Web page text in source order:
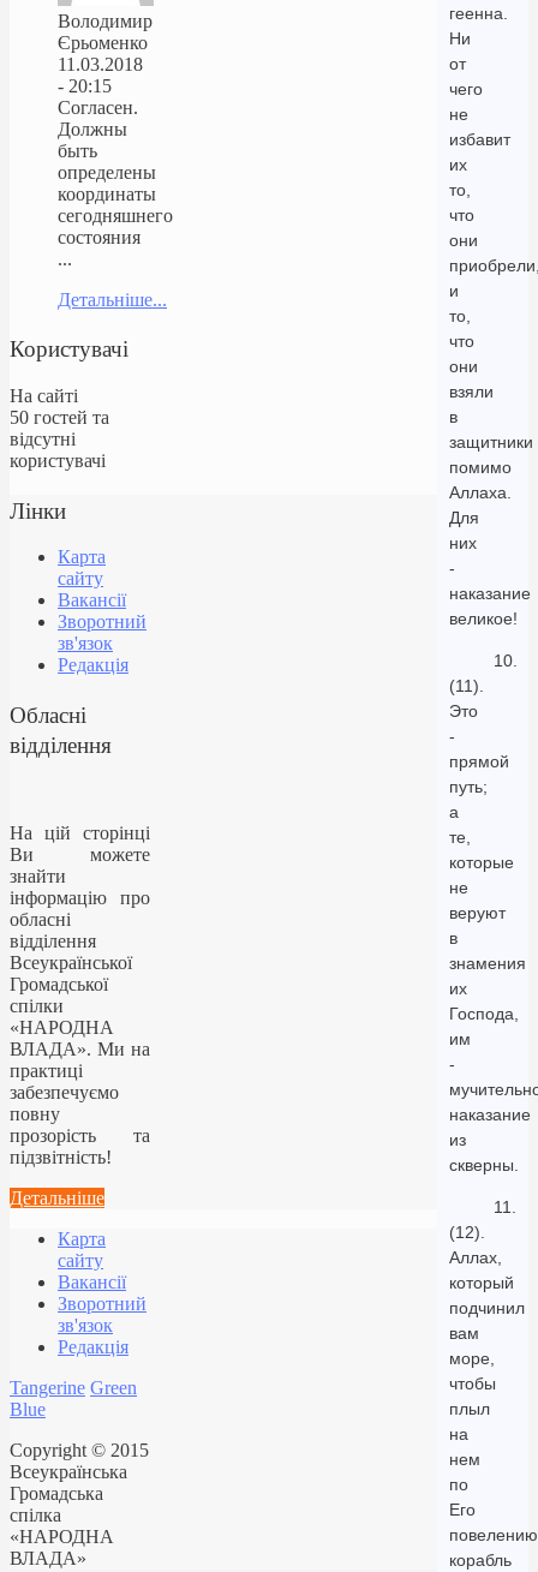
геенна.
Ни
от
чего
не
избавит
их
то,
что
они
и
то,
что
они
взяли
в
защитники
помимо
Аллаха.
Для
них
-
наказание
великое!
10.
(11).
Это
-
прямой
путь;
а
те,
которые
не
веруют
в
знамения
их
Господа,
им
-
наказание
из
скверны.
11.
(12).
Аллах,
который
подчинил
вам
море,
чтобы
плыл
на
нем
по
Его
повелению
корабль
Володимир
Єрьоменко
11.03.2018
- 20:15
Согласен.
Должны
быть
определены
координаты
сегодняшнего
состояния
...
Детальніше...
Користувачі
На сайті
50 гостей та
відсутні
користувачі
Лінки
Карта
сайту
Вакансії
Зворотний
зв'язок
Редакція
Обласні
відділення
На цій сторінці
Ви можете
знайти
інформацію про
обласні
відділення
Всеукраїнської
Громадської
спілки
«НАРОДНА
ВЛАДА». Ми на
практиці
забезпечуємо
повну
прозорість та
підзвітність!
Детальніше
Карта
сайту
Вакансії
Зворотний
зв'язок
Редакція
Tangerine Green
Blue
Copyright © 2015
Всеукраїнська
Громадська
спілка
«НАРОДНА
ВЛАДА»